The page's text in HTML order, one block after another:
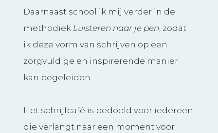
Daarnaast school ik mij verder in de
methodiek Luisteren naar je pen , zodat
ik deze vorm van schrijven op een
zorgvuldige en inspirerende manier
kan begeleiden.
Het schrijfcafé is bedoeld voor iedereen
die verlangt naar een moment voor